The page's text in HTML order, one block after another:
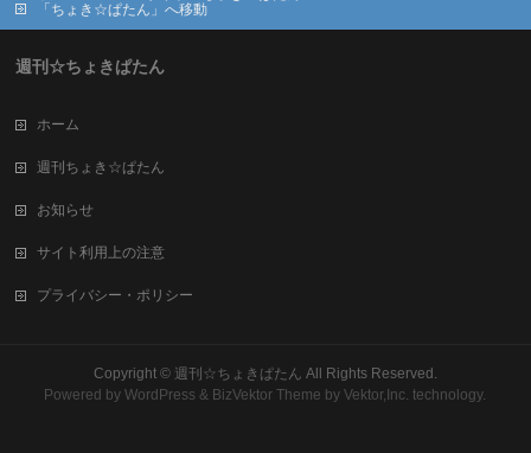
「ちょき☆ぱたん」へ移動
週刊☆ちょきぱたん
ホーム
週刊ちょき☆ぱたん
お知らせ
サイト利用上の注意
プライバシー・ポリシー
Copyright © 週刊☆ちょきぱたん All Rights Reserved.
Powered byWordPress & BizVektor Theme by Vektor,Inc. technology.